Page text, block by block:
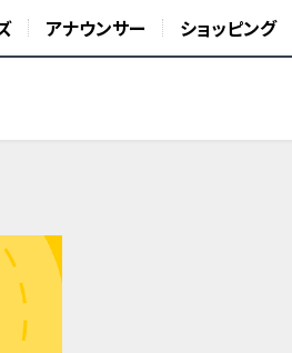
アナウンサー ショッピング